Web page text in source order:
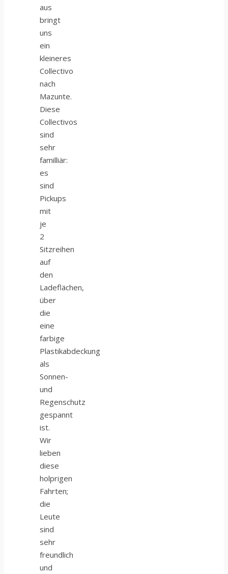
aus
bringt
uns
ein
kleineres
Collectivo
nach
Mazunte.
Diese
Collectivos
sind
sehr
familliär:
es
sind
Pickups
mit
je
2
Sitzreihen
auf
den
Ladeflächen,
über
die
eine
farbige
Plastikabdeckung
als
Sonnen-
und
Regenschutz
gespannt
ist.
Wir
lieben
diese
holprigen
Fahrten;
die
Leute
sind
sehr
freundlich
und